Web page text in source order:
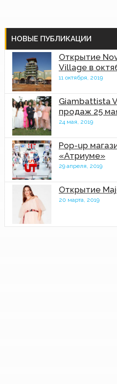
НОВЫЕ ПУБЛИКАЦИИ
Открытие
Village в
11 октября, 2019
Giambattista
продаж 25
24 мая, 2019
Pop-up
«Атриуме»
29 апреля, 2019
Открытие
20 марта, 2019